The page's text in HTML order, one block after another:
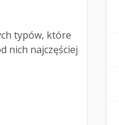
typów, które
nich najczęściej